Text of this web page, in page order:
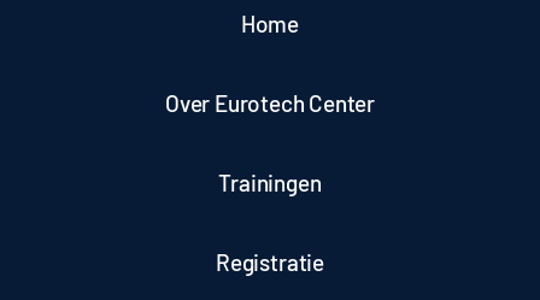
Home
Over Eurotech Center
Trainingen
Registratie